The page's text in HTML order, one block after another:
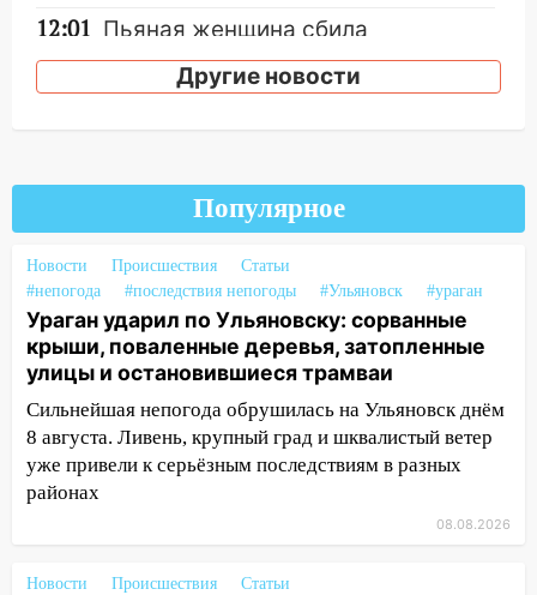
12:01 Пьяная женщина сбила
шестилетнего ребёнка на улице
Федерации: возбуждено уголовное дело
От мотофристайла до прогулки с
хаски: куда сходить в Ульяновской
10:11
Директора ульяновской
«Нефтяной топливной компании» будут
судить за неуплату 48,4 млн рублей
налогов
09:28 Дети на дорогах: пострадали
велосипедисты, мотоциклисты и
пешеходы. Обзор крупных аварий в
Ульяновской области
Другие новости
Популярное
Новости Происшествия
Статьи
#непогода
#последствия непогоды #Ульяновск #ураган
Ураган ударил по Ульяновску: сорванные
крыши, поваленные деревья, затопленные
улицы и остановившиеся трамваи
Сильнейшая непогода обрушилась на Ульяновск днём
8 августа. Ливень, крупный град и шквалистый ветер
уже привели к серьёзным последствиям в разных
районах
08.08.2026
Новости Происшествия
Статьи